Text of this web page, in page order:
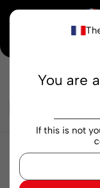
You are
If this is not
×
Notre nouvelle maison
Capsules